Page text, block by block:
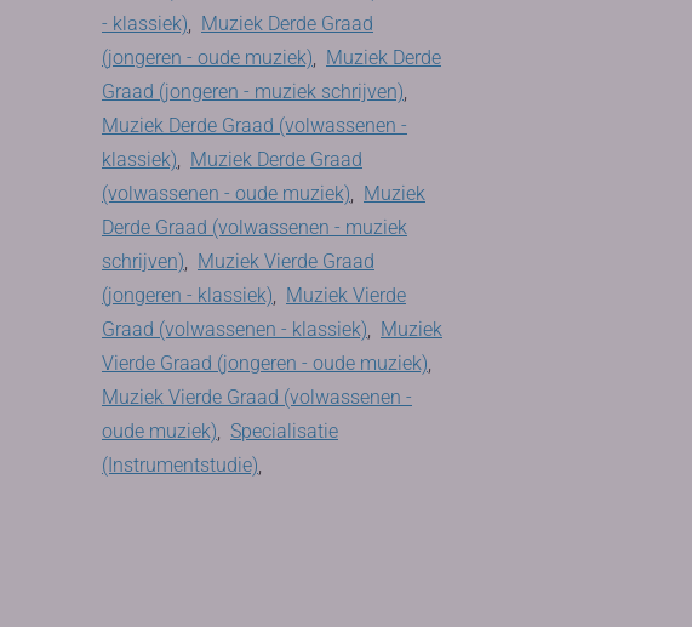
- klassiek), Muziek Derde Graad
(jongeren - oude muziek), Muziek Derde
Graad (jongeren - muziek schrijven),
Muziek Derde Graad (volwassenen -
klassiek), Muziek Derde Graad
(volwassenen - oude muziek), Muziek
Derde Graad (volwassenen - muziek
schrijven), Muziek Vierde Graad
(jongeren - klassiek), Muziek Vierde
Graad (volwassenen - klassiek), Muziek
Vierde Graad (jongeren - oude muziek),
Muziek Vierde Graad (volwassenen -
oude muziek), Specialisatie
(Instrumentstudie),